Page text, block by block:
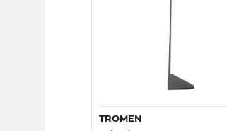
Vista rápida
TROMEN